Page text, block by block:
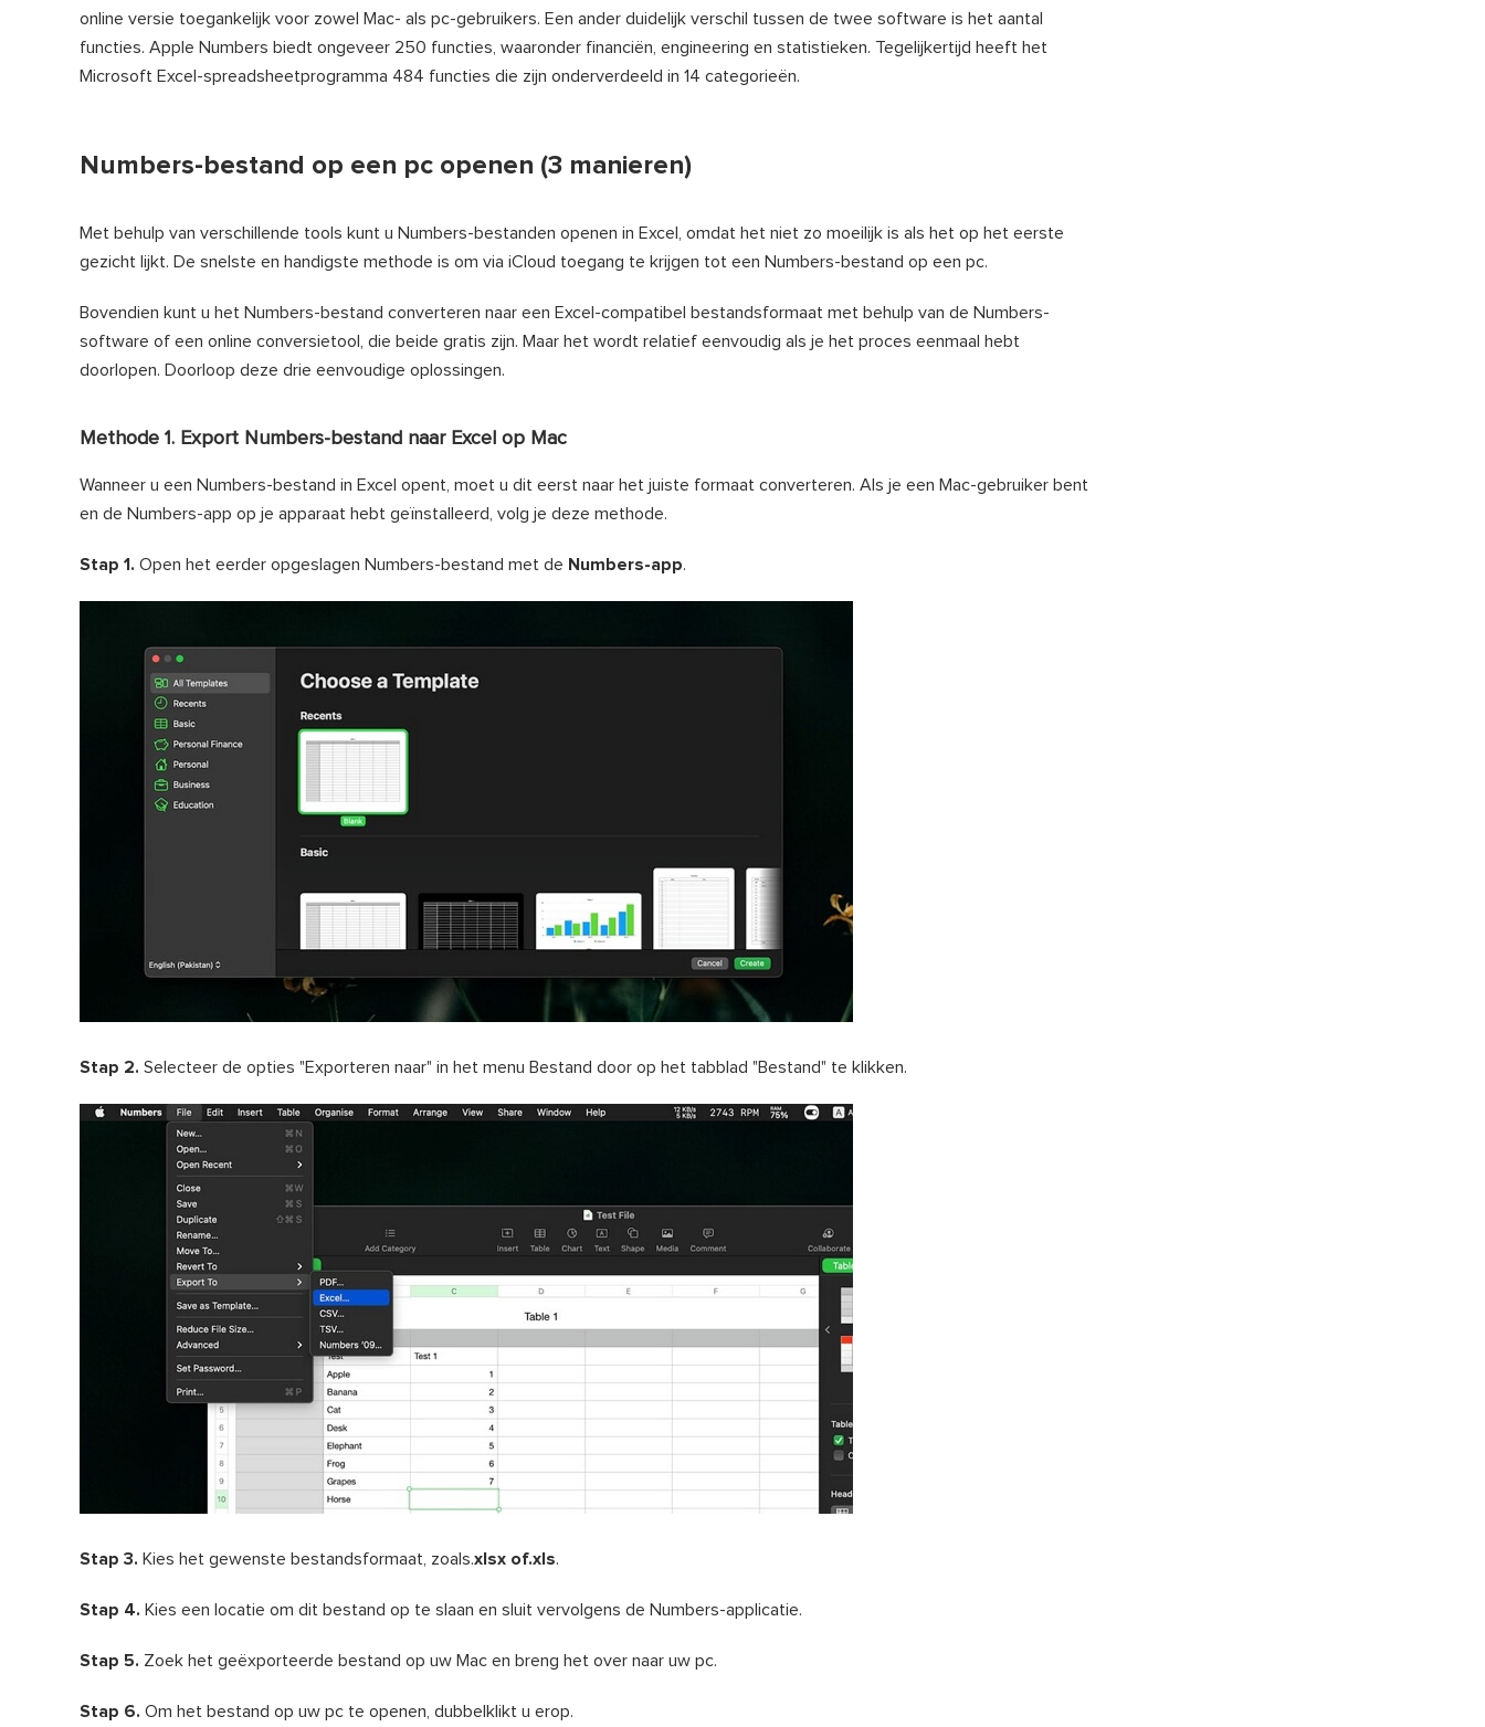
online versie toegankelijk voor zowel Mac- als pc-gebruikers. Een ander duidelijk verschil tussen de twee software is het aantal
functies. Apple Numbers biedt ongeveer 250 functies, waaronder financiën, engineering en statistieken. Tegelijkertijd heeft het
Microsoft Excel-spreadsheetprogramma 484 functies die zijn onderverdeeld in 14 categorieën.
Numbers-bestand op een pc openen (3 manieren)
Met behulp van verschillende tools kunt u Numbers-bestanden openen in Excel, omdat het niet zo moeilijk is als het op het eerste
gezicht lijkt. De snelste en handigste methode is om via iCloud toegang te krijgen tot een Numbers-bestand op een pc.
Bovendien kunt u het Numbers-bestand converteren naar een Excel-compatibel bestandsformaat met behulp van de Numbers-
software of een online conversietool, die beide gratis zijn. Maar het wordt relatief eenvoudig als je het proces eenmaal hebt
doorlopen. Doorloop deze drie eenvoudige oplossingen.
Methode 1. Export Numbers-bestand naar Excel op Mac
Wanneer u een Numbers-bestand in Excel opent, moet u dit eerst naar het juiste formaat converteren. Als je een Mac-gebruiker bent
en de Numbers-app op je apparaat hebt geïnstalleerd, volg je deze methode.
Stap 1. Open het eerder opgeslagen Numbers-bestand met de Numbers-app.
Stap 2. Selecteer de opties "Exporteren naar" in het menu Bestand door op het tabblad "Bestand" te klikken.
Stap 3. Kies het gewenste bestandsformaat, zoals.xlsx of.xls.
Stap 4. Kies een locatie om dit bestand op te slaan en sluit vervolgens de Numbers-applicatie.
Stap 5. Zoek het geëxporteerde bestand op uw Mac en breng het over naar uw pc.
Stap 6. Om het bestand op uw pc te openen, dubbelklikt u erop.